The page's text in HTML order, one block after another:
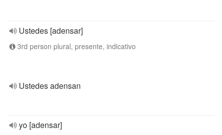
Ustedes [adensar]
3rd person plural, presente, indicativo
Ustedes adensan
yo [adensar]